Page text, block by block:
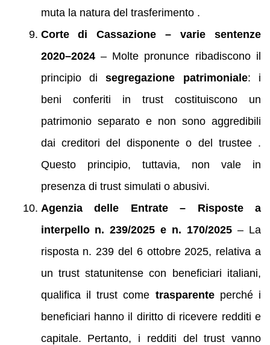
muta la natura del trasferimento .
Corte di Cassazione – varie sentenze
2020–2024– Molte pronunce ribadiscono il
principio disegregazione patrimoniale: i
beni conferiti in trust costituiscono un
patrimonio separato e non sono aggredibili
dai creditori del disponente o del trustee .
Questo principio, tuttavia, non vale in
presenza di trust simulati o abusivi.
Agenzia delle Entrate – Risposte a
interpello n. 239/2025 e n. 170/2025 – La
risposta n. 239 del 6 ottobre 2025, relativa a
un trust statunitense con beneficiari italiani,
qualifica il trust come trasparenteperché i
beneficiari hanno il diritto di ricevere redditi e
capitale. Pertanto, i redditi del trust vanno